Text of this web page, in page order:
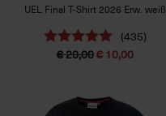
UEL Final T-Shirt 2026 Erw. weiß
(435)
€ 20,00€ 10,00